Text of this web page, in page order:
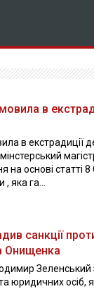
в
в екстрадиції
на основі статті
яка га...
санкції
Онищенка
Зеленський
юридичних осіб,